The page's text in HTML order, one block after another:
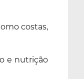
costas,
e nutrição